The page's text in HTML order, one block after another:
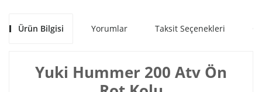
Ürün Bilgisi Yorumlar Taksit Seçenekleri
Yuki Hummer 200 Atv Ön